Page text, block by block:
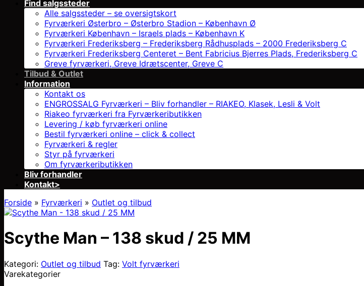
Find salgssteder
Alle salgssteder – se oversigtskort
Fyrværkeri Østerbro – Østerbro Stadion – København Ø
Fyrværkeri København – Israels plads – København K
Fyrværkeri Frederiksberg – Frederiksberg Rådhusplads – 2000 Frederiksberg C
Fyrværkeri Frederiksberg Centeret – Bent Fabricius Bjerres Plads, Frederiksberg C
Greve fyrværkeri, Greve Idrætscenter, Greve C
Tilbud & Outlet
Information
Kontakt os
ENGROSSALG Fyrværkeri – Bliv forhandler – RIAKEO, Klasek, Lesli & Volt
Riakeo fyrværkeri fra Fyrværkeributikken
Levering / køb fyrværkeri online
Bestil fyrværkeri online – click & collect
Fyrværkeri & regler
Styr på fyrværkeri
Om fyrværkeributikken
Bliv forhandler
Kontakt>
Forside » Fyrværkeri » Outlet og tilbud
Scythe Man – 138 skud / 25 MM
Kategori: Outlet og tilbud Tag: Volt fyrværkeri
Varekategorier